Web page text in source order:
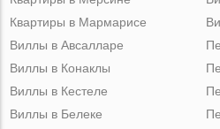
Квартиры в Мармарисе
Виллы в Авсалларе
Виллы в Конаклы
Виллы в Кестеле
Виллы в Белеке